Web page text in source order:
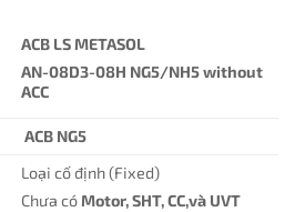
ACB LS METASOL
AN-08D3-08H NG5/NH5 without
ACC
ACB NG5
Loại cố định (Fixed)
Chưa có Motor, SHT, CC,và UVT